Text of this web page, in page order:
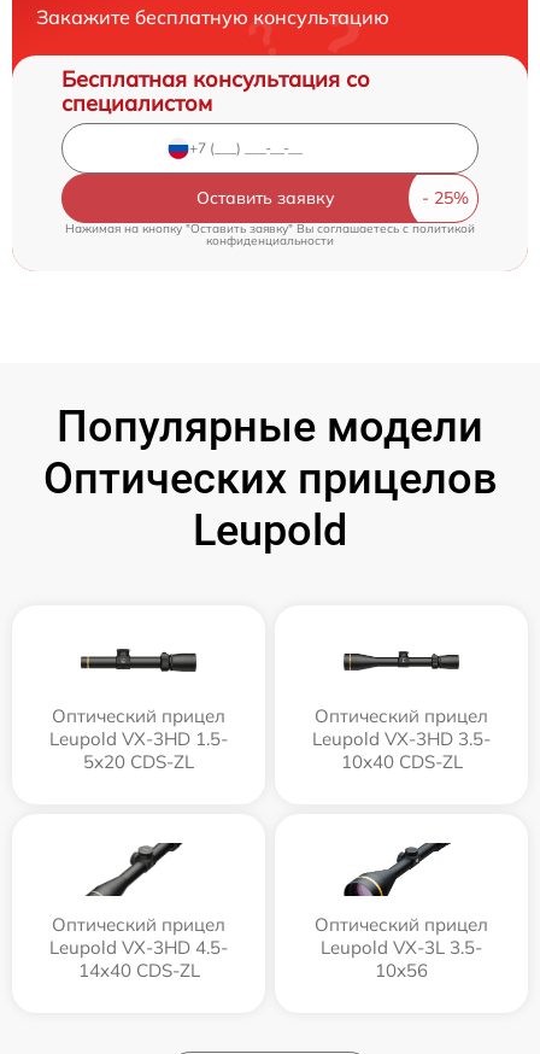
Закажите бесплатную консультацию
Бесплатная консультация со
специалистом
Оставить заявку
Нажимая на кнопку "Оставить заявку" Вы соглашаетесь cполитикой
конфиденциальности
Популярные модели
Оптических прицелов
Leupold
Оптический прицел
Leupold VX-3HD 1.5-
5x20 CDS-ZL
Оптический прицел
Leupold VX-3HD 3.5-
10x40 CDS-ZL
Оптический прицел
Leupold VX-3HD 4.5-
14x40 CDS-ZL
Оптический прицел
Leupold VX-3L 3.5-
10x56